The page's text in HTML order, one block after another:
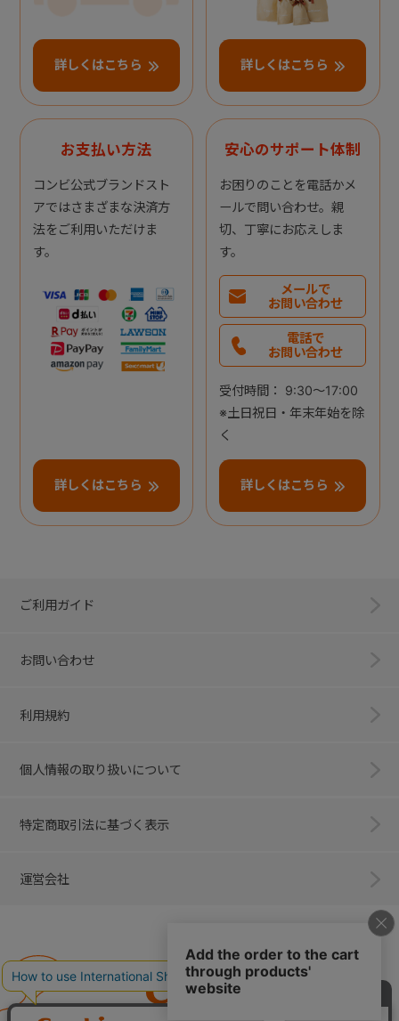
詳しくはこちら 詳しくはこちら
お支払い方法
コンビ公式ブランドスト
アではさまざまな決済方
法をご利用いただけま
す。
詳しくはこちら
安心のサポート体制
お困りのことを電話かメ
ールで問い合わせ。親
切、丁寧にお応えしま
す。
メールで
お問い合わせ
電話で
お問い合わせ
受付時間： 9:30～17:00
※土日祝日・年末年始を除
く
詳しくはこちら
ご利用ガイド
お問い合わせ
利用規約
個人情報の取り扱いについて
特定商取引法に基づく表示
運営会社